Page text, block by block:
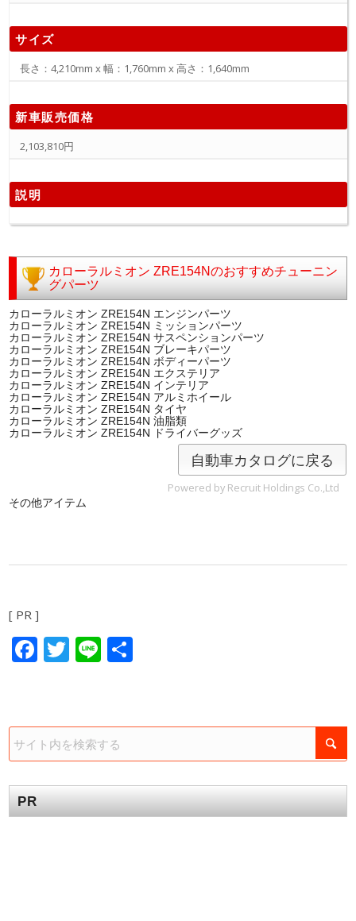
サイズ
長さ：4,210mm x 幅：1,760mm x 高さ：1,640mm
新車販売価格
2,103,810円
説明
カローラルミオン ZRE154Nのおすすめチューニン
グパーツ
カローラルミオン ZRE154N エンジンパーツ
カローラルミオン ZRE154N ミッションパーツ
カローラルミオン ZRE154N サスペンションパーツ
カローラルミオン ZRE154N ブレーキパーツ
カローラルミオン ZRE154N ボディーパーツ
カローラルミオン ZRE154N エクステリア
カローラルミオン ZRE154N インテリア
カローラルミオン ZRE154N アルミホイール
カローラルミオン ZRE154N タイヤ
カローラルミオン ZRE154N 油脂類
カローラルミオン ZRE154N ドライバーグッズ
自動車カタログに戻る
Powered by Recruit Holdings Co.,Ltd
その他アイテム
[ PR ]
Facebook
Twitter
Line
PR